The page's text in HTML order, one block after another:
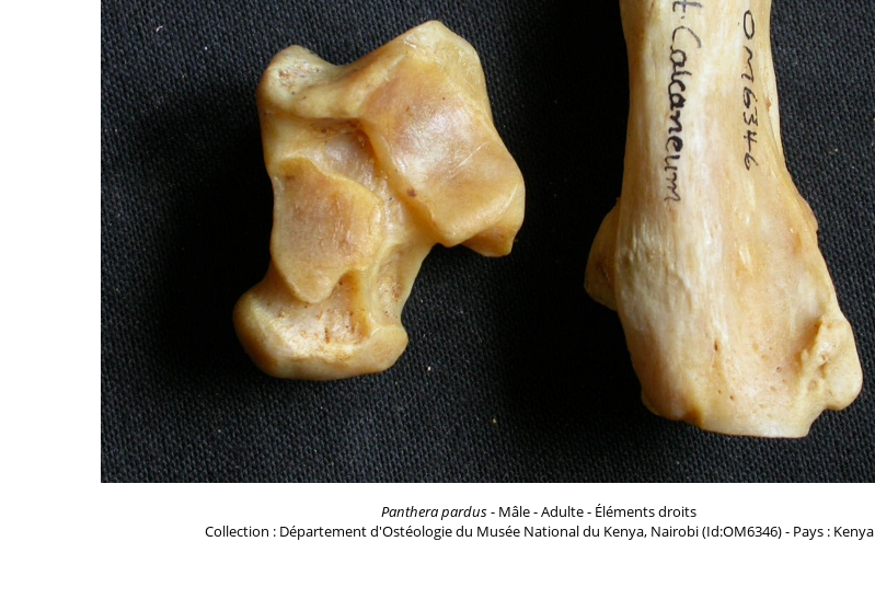
Panthera pardus- Mâle - Adulte - Éléments droits
Collection : Département d'Ostéologie du Musée National du Kenya, Nairobi (Id:OM6346) - Pays : Kenya